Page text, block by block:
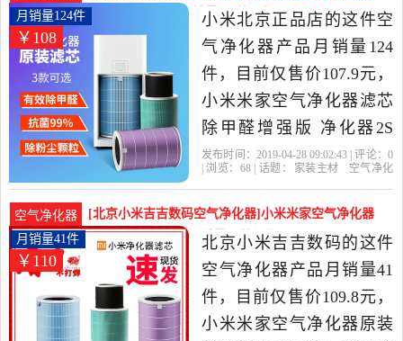
比很高的空气净化,氧吧，
由北京发货。
芯 除甲醛增强版月销量124件仅售107.9元
￥108
月销量124件
小米北京正品店的这件空
气净化器产品月销量124
件，目前仅售价107.9元，
小米米家空气净化器滤芯
除甲醛增强版 净化器2S
Pro抗菌除颗粒粉是2019年
主材当中性价比很高的空
气净化器，由北京发货。
发布时间：2019-04-28 09:02:43 | 评论： 0
| 浏览： 68| 话题： 家装主材
空气净化
空气净化器
[北京小米吉吉数码空气净化器]小米米家空气净化器
原装配件滤芯1代2月销量41件仅售109.8元
￥110
月销量41件
北京小米吉吉数码的这件
空气净化器产品月销量41
件，目前仅售价109.8元，
小米米家空气净化器原装